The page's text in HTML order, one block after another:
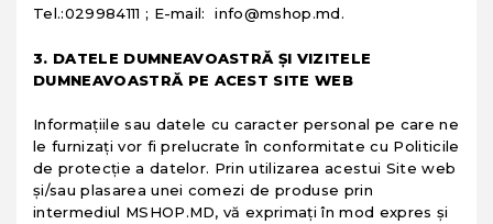
Tel.:029984111 ; E-mail: info@mshop.md.
3. DATELE DUMNEAVOASTRĂ ŞI VIZITELE
DUMNEAVOASTRĂ PE ACEST SITE WEB
Informaţiile sau datele cu caracter personal pe care ne
le furnizaţi vor fi prelucrate în conformitate cu Politicile
de protecţie a datelor. Prin utilizarea acestui Site web
şi/sau plasarea unei comezi de produse prin
intermediul MSHOP.MD, vă exprimaţi în mod expres şi